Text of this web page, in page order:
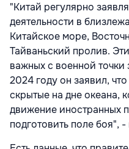
"Китай регулярно
деятельности в
Китайское море,
Тайваньский пролив.
важных с военной
2024 году он заявил,
скрытые на дне океана,
движение иностранных
подготовить поле боя",